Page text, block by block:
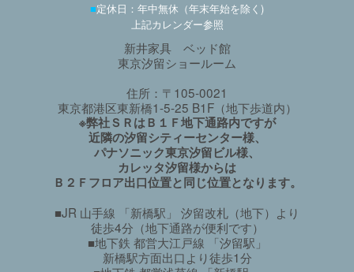
■定休日：年中無休（年末年始を除く)
上記カレンダー参照
新井家具 ベッド館
東京汐留ショールーム
住所：〒105-0021
東京都港区東新橋1-5-25 B1F（地下歩道内）
※弊社ＳＲはＢ１Ｆ地下通路内ですが
近隣の汐留シティーセンター様、
パナソニック東京汐留ビル様、
カレッタ汐留様からは
Ｂ２Ｆフロア出口位置と同じ位置となります。
■JR 山手線 「新橋駅」 汐留改札（地下）より
徒歩4分（地下通路が便利です）
■地下鉄 都営大江戸線 「汐留駅」
新橋駅方面出口より徒歩1分